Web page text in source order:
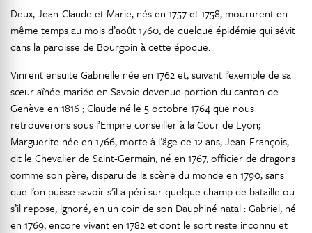
Deux, Jean-Claude et Marie, nés en 1757 et 1758, moururent en
même temps au mois d’août 1760, de quelque épidémie qui sévit
dans la paroisse de Bourgoin à cette époque.
Vinrent ensuite Gabrielle née en 1762 et, suivant l’exemple de sa
sœur aînée mariée en Savoie devenue portion du canton de
Genève en 1816 ; Claude né le 5 octobre 1764 que nous
retrouverons sous l’Empire conseiller à la Cour de Lyon;
Marguerite née en 1766, morte à l’âge de 12 ans, Jean-François,
dit le Chevalier de Saint-Germain, né en 1767, officier de dragons
comme son père, disparu de la scène du monde en 1790, sans
que l’on puisse savoir s’il a péri sur quelque champ de bataille ou
s’il repose, ignoré, en un coin de son Dauphiné natal : Gabriel, né
en 1769, encore vivant en 1782 et dont le sort reste inconnu et